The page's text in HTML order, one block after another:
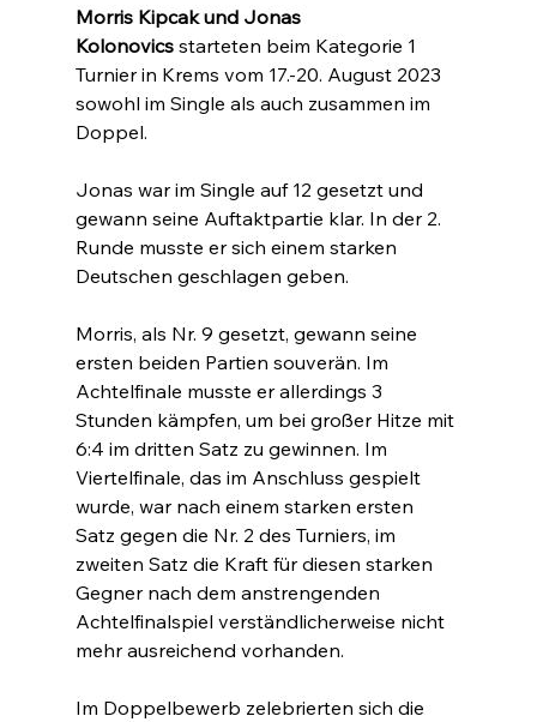
Morris Kipcak und Jonas
Kolonovics starteten beim Kategorie 1
Turnier in Krems vom 17.-20. August 2023
sowohl im Single als auch zusammen im
Doppel.
Jonas war im Single auf 12 gesetzt und
gewann seine Auftaktpartie klar. In der 2.
Runde musste er sich einem starken
Deutschen geschlagen geben.
Morris, als Nr. 9 gesetzt, gewann seine
ersten beiden Partien souverän. Im
Achtelfinale musste er allerdings 3
Stunden kämpfen, um bei großer Hitze mit
6:4 im dritten Satz zu gewinnen. Im
Viertelfinale, das im Anschluss gespielt
wurde, war nach einem starken ersten
Satz gegen die Nr. 2 des Turniers, im
zweiten Satz die Kraft für diesen starken
Gegner nach dem anstrengenden
Achtelfinalspiel verständlicherweise nicht
mehr ausreichend vorhanden.
Im Doppelbewerb zelebrierten sich die